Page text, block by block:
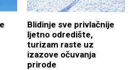
Blidinje sve privlačnije
ljetno odredište,
turizam raste uz
izazove očuvanja
prirode